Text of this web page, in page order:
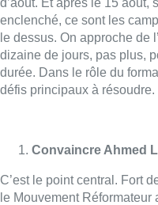
enclenché, ce sont les
le dessus. On approche de
dizaine de jours, pas plus,
durée. Dans le rôle du
défis principaux à résoudre.
Convaincre Ahmed
C’est le point central. Fort
le Mouvement Réformateur